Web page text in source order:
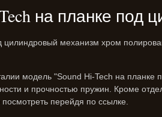
Tech на планке
цилиндровый механизм хром
модель "Sound Hi-Tech на планке
и прочностью пружин. Кроме
перейдя по ссылке.